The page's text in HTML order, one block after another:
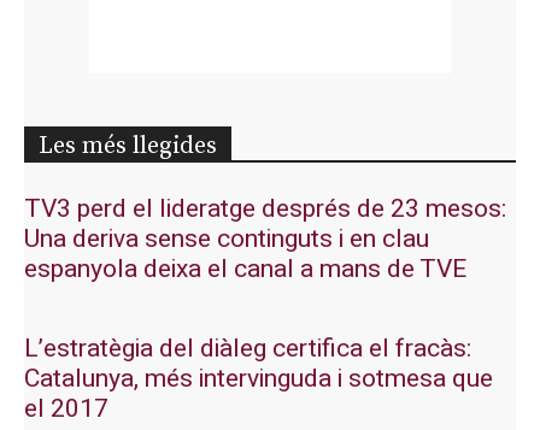
Les més llegides
TV3 perd el lideratge després de 23 mesos:
Una deriva sense continguts i en clau
espanyola deixa el canal a mans de TVE
L’estratègia del diàleg certifica el fracàs:
Catalunya, més intervinguda i sotmesa que
el 2017